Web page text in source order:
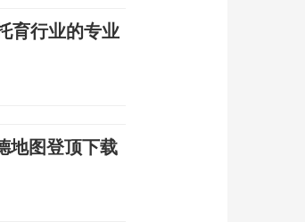
育行业的专业
地图登顶下载